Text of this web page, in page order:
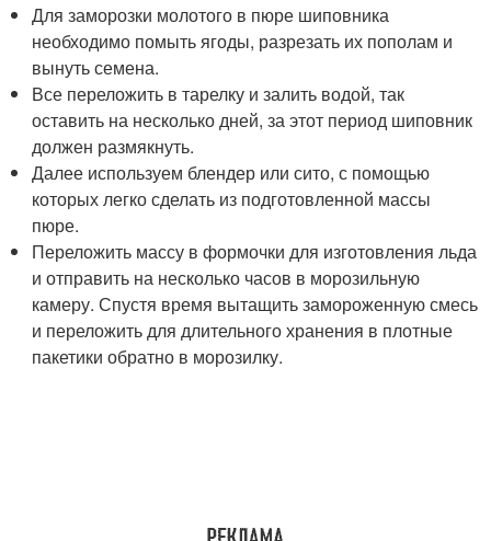
Для заморозки молотого в пюре шиповника
необходимо помыть ягоды, разрезать их пополам и
вынуть семена.
Все переложить в тарелку и залить водой, так
оставить на несколько дней, за этот период шиповник
должен размякнуть.
Далее используем блендер или сито, с помощью
которых легко сделать из подготовленной массы
пюре.
Переложить массу в формочки для изготовления льда
и отправить на несколько часов в морозильную
камеру. Спустя время вытащить замороженную смесь
и переложить для длительного хранения в плотные
пакетики обратно в морозилку.